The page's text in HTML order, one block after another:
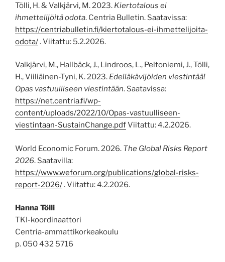
Tölli, H. & Valkjärvi, M. 2023. Kiertotalous ei
ihmettelijöitä odota. Centria Bulletin. Saatavissa:
https://centriabulletin.fi/kiertotalous-ei-ihmettelijoita-
odota/. Viitattu: 5.2.2026.
Valkjärvi, M., Hallbäck, J., Lindroos, L., Peltoniemi, J., Tölli,
H., Viiliäinen-Tyni, K. 2023. Edelläkävijöiden viestintää!
Opas vastuulliseen viestintään. Saatavissa:
https://net.centria.fi/wp-
content/uploads/2022/10/Opas-vastuulliseen-
viestintaan-SustainChange.pdfViitattu: 4.2.2026.
World Economic Forum. 2026. The Global Risks Report
2026. Saatavilla:
https://www.weforum.org/publications/global-risks-
report-2026/. Viitattu: 4.2.2026.
Hanna Tölli
TKI-koordinaattori
Centria-ammattikorkeakoulu
p. 050 432 5716